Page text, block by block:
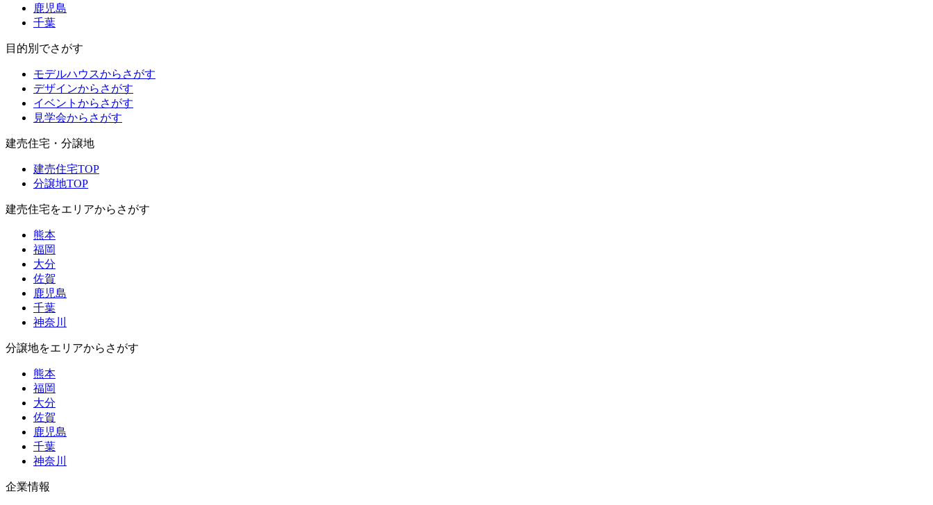
鹿児島
千葉
目的別でさがす
モデルハウスからさがす
デザインからさがす
イベントからさがす
見学会からさがす
建売住宅・分譲地
建売住宅TOP
分譲地TOP
建売住宅をエリアからさがす
熊本
福岡
大分
佐賀
鹿児島
千葉
神奈川
分譲地をエリアからさがす
熊本
福岡
大分
佐賀
鹿児島
千葉
神奈川
企業情報